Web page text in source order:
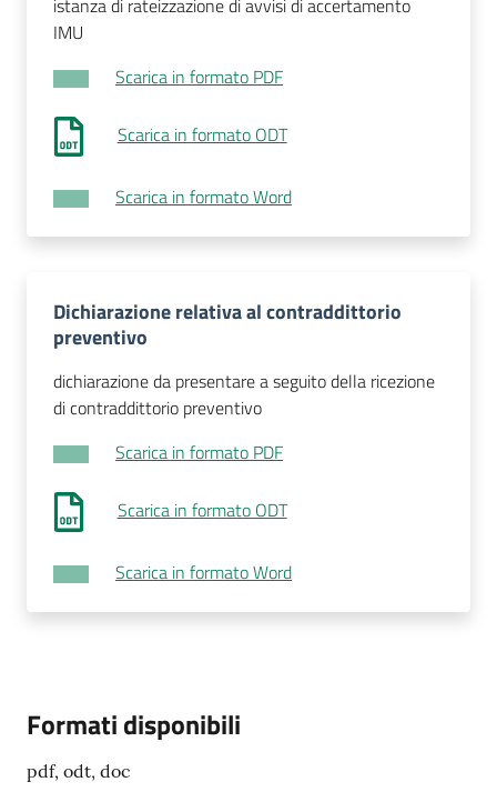
istanza di rateizzazione di avvisi di accertamento
IMU
Scarica in formato PDF
Scarica in formato ODT
Scarica in formato Word
Dichiarazione relativa al contraddittorio
preventivo
dichiarazione da presentare a seguito della ricezione
di contraddittorio preventivo
Scarica in formato PDF
Scarica in formato ODT
Scarica in formato Word
Formati disponibili
pdf, odt, doc